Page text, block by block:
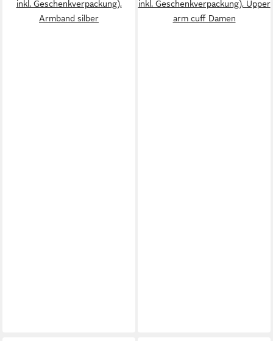
inkl. Geschenkverpackung),
Armband silber
inkl. Geschenkverpackung), Upper
arm cuff Damen